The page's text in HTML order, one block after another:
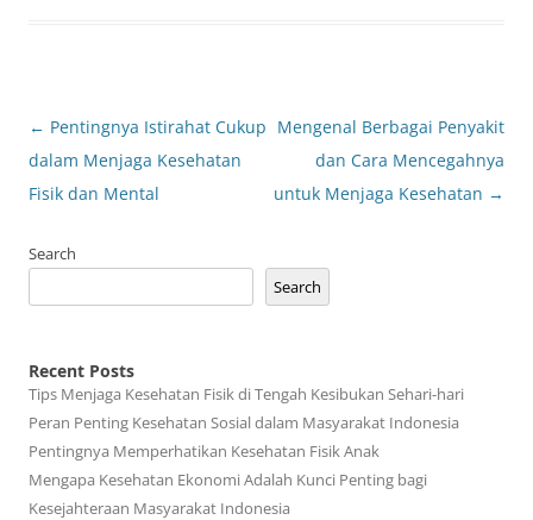
Post
navigation
← Pentingnya Istirahat Cukup
dalam Menjaga Kesehatan
Fisik dan Mental
Mengenal Berbagai Penyakit
dan Cara Mencegahnya
untuk Menjaga Kesehatan →
Search
Search
Recent Posts
Tips Menjaga Kesehatan Fisik di Tengah Kesibukan Sehari-hari
Peran Penting Kesehatan Sosial dalam Masyarakat Indonesia
Pentingnya Memperhatikan Kesehatan Fisik Anak
Mengapa Kesehatan Ekonomi Adalah Kunci Penting bagi
Kesejahteraan Masyarakat Indonesia